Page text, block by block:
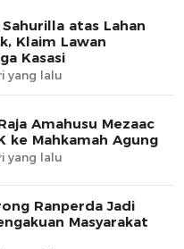
atas Lahan
Klaim Lawan
Kasasi
yang lalu
Amahusu Mezaac
ke Mahkamah Agung
yang lalu
Ranperda Jadi
Masyarakat